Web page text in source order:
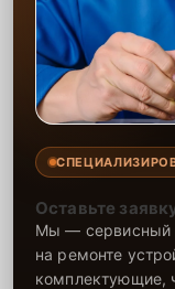
Оставьте
Мы — сервисный
на ремонте
комплектующие,